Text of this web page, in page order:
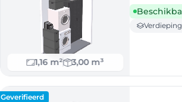
1,16 m² 3,00 m³
Geverifieerd